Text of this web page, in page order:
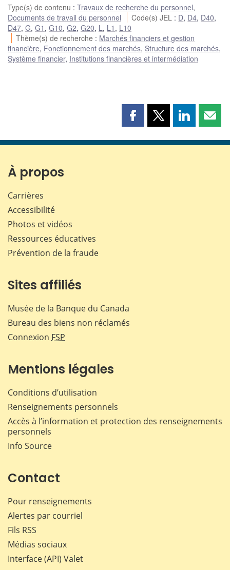
Type(s) de contenu : Travaux de recherche du personnel,
Documents de travail du personnel
Code(s) JEL : D, D4, D40,
D47, G, G1 , G10, G2, G20, L , L1 , L10
Thème(s) de recherche : Marchés financiers et gestion
financière, Fonctionnement des marchés, Structure des marchés,
Système financier, Institutions financières et intermédiation
Partager
page
Partager
page
Partager
page page
À propos
Carrières
Accessibilité
Photos et vidéos
Ressources éducatives
Prévention de la fraude
Sites affiliés
Musée de la Banque du Canada
Bureau des biens non réclamés
Connexion FSP
Mentions légales
Conditions d’utilisation
Renseignements personnels
Accès à l’information et protection des renseignements
personnels
Info Source
Contact
Pour renseignements
Alertes par courriel
Fils RSS
Médias sociaux
Interface (API) Valet